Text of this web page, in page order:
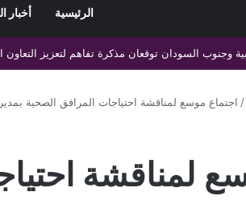
الرئيسية أخبار
/ اجتماع موسع لمناقشة احتياجات المرافق الصحية
لمناقشة